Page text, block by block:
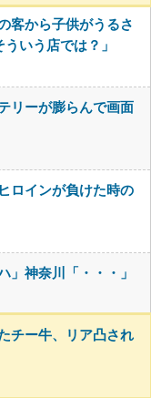
客から子供がうるさ
いう店では？」
リーが膨らんで画面
ロインが負けた時の
」神奈川「・・・」
チー牛、リア凸され